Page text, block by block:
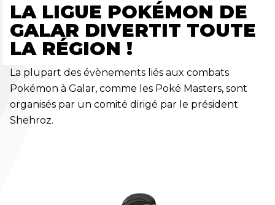
LA LIGUE POKÉMON DE
GALAR DIVERTIT TOUTE
LA RÉGION !
La plupart des évènements liés aux combats
Pokémon à Galar, comme les Poké Masters, sont
organisés par un comité dirigé par le président
Shehroz.